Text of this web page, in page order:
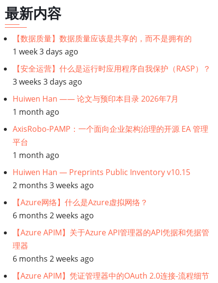
正
变
得
过
时
最新内容
【数据质量】数据质量应该是共享的，而不是拥有的
1 week 3 days ago
【安全运营】什么是运行时应用程序自我保护（RASP）？
3 weeks 3 days ago
Huiwen Han —— 论文与预印本目录 2026年7月
1 month ago
AxisRobo-PAMP：一个面向企业架构治理的开源 EA 管理
平台
1 month ago
Huiwen Han — Preprints Public Inventory v10.15
2 months 3 weeks ago
【Azure网络】什么是Azure虚拟网络？
6 months 2 weeks ago
【Azure APIM】关于Azure API管理器的API凭据和凭据管
理器
6 months 2 weeks ago
【Azure APIM】凭证管理器中的OAuth 2.0连接-流程细节